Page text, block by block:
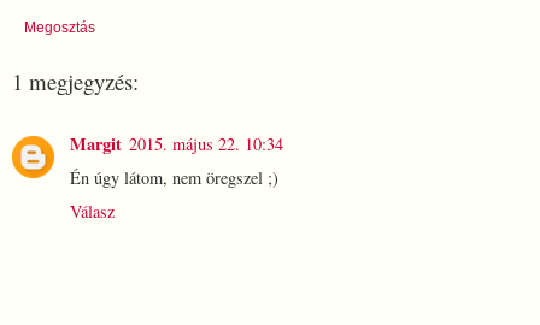
Megosztás
1 megjegyzés:
Margit 2015. május 22. 10:34
Én úgy látom, nem öregszel ;)
Válasz